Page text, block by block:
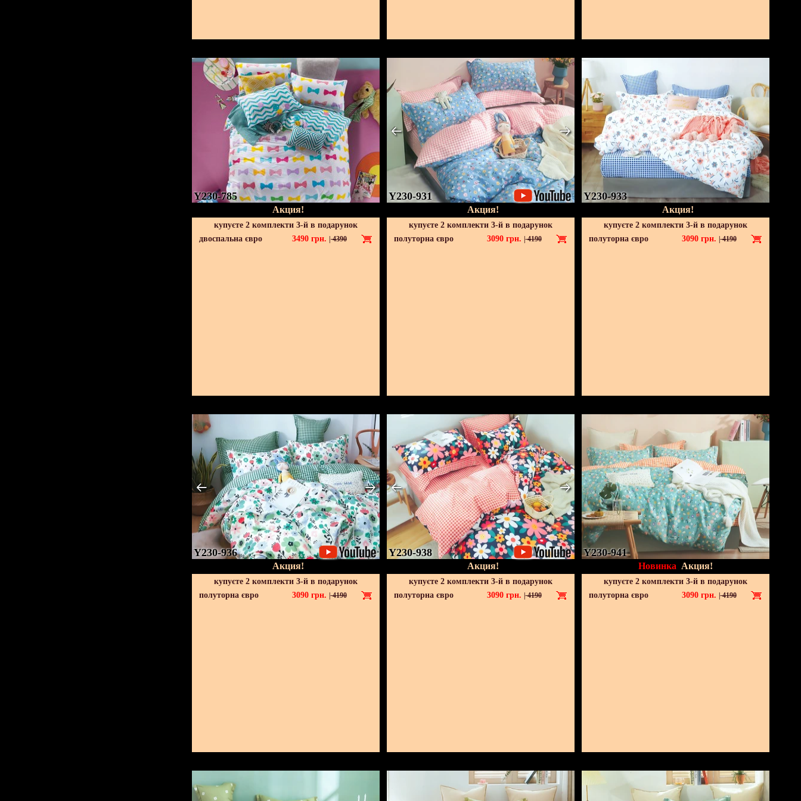
Y230-785
Акция!
купуєте 2 комплекти 3-й в подарунок
двоспальна євро
3490 грн. 4390
Y230-931
Акция!
купуєте 2 комплекти 3-й в подарунок
полуторна євро
3090 грн. |4190
Y230-933
Акция!
купуєте 2 комплекти 3-й в подарунок
полуторна євро
3090 грн. |4190
Y230-936
Акция!
купуєте 2 комплекти 3-й в подарунок
полуторна євро
3090 грн. |4190
Y230-938
Акция!
купуєте 2 комплекти 3-й в подарунок
полуторна євро
3090 грн. |4190
Y230-941
Новинка Акция!
купуєте 2 комплекти 3-й в подарунок
полуторна євро
3090 грн. |4190